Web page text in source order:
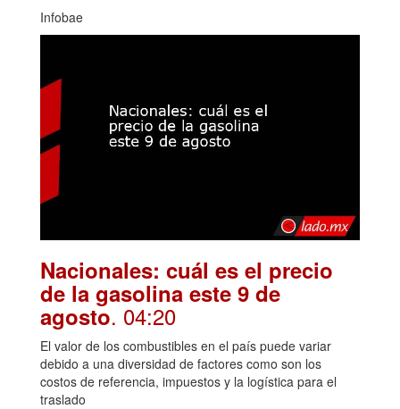
Infobae
Nacionales: cuál es el precio
de la gasolina este 9 de
agosto. 04:20
El valor de los combustibles en el país puede variar
debido a una diversidad de factores como son los
costos de referencia, impuestos y la logística para el
traslado